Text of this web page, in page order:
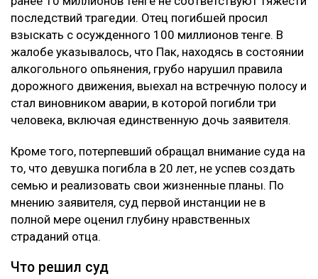
Глубину страданий отца не оценили
Апелляцию подал потерпевший Шотенов Р.К. — отец
20-летней Томирис Кыдырбек, погибшей в аварии.
При этом сам приговор Александру Паку он не
оспаривал. Жалоба касалась только размера
компенсации морального вреда. В суде
потерпевшая сторона настаивала, что назначенные
ранее 10 миллионов тенге не соответствуют тяжести
последствий трагедии. Отец погибшей просил
взыскать с осужденного 100 миллионов тенге. В
жалобе указывалось, что Пак, находясь в состоянии
алкогольного опьянения, грубо нарушил правила
стал виновником аварии, в которой погибли три